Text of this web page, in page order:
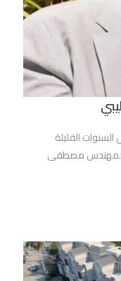
القليلة
بالمهندس مصطفى